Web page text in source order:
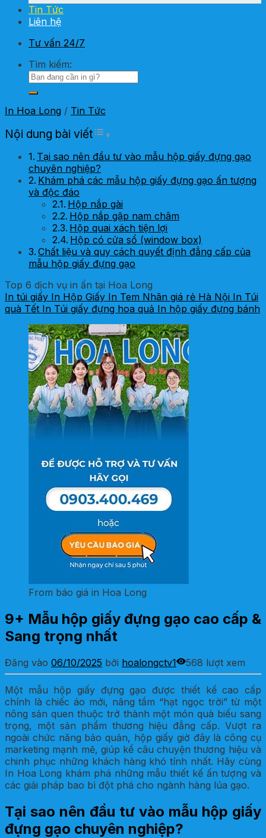
Tin Tức
Liên hệ
Tư vấn 24/7
Tìm kiếm:
In Hoa Long / Tin Tức
Nội dung bài viết Toggle Table of Content
Tại sao nên đầu tư vào mẫu hộp giấy đựng gạo
chuyên nghiệp?
Khám phá các mẫu hộp giấy đựng gạo ấn tượng
và độc đáo
Hộp nắp gài
Hộp nắp gập nam châm
Hộp quai xách tiện lợi
Hộp có cửa sổ (window box)
Chất liệu và quy cách quyết định đẳng cấp của
mẫu hộp giấy đựng gạo
Top 6 dịch vụ in ấn tại Hoa Long
In túi giấy In Hộp Giấy In Tem Nhãn giá rẻ Hà Nội In Túi
quà Tết In Túi giấy đựng hoa quả In hộp giấy đựng bánh
From báo giá in Hoa Long
9+ Mẫu hộp giấy đựng gạo cao cấp &
Sang trọng nhất
Đăng vào 06/10/2025 bởi hoalongctv1 568 lượt xem
Một mẫu hộp giấy đựng gạo được thiết kế cao cấp
chính là chiếc áo mới, nâng tầm “hạt ngọc trời” từ một
nông sản quen thuộc trở thành một món quà biếu sang
trọng, một sản phẩm thương hiệu đẳng cấp. Vượt ra
ngoài chức năng bảo quản, hộp giấy giờ đây là công cụ
marketing mạnh mẽ, giúp kể câu chuyện thương hiệu và
chinh phục những khách hàng khó tính nhất. Hãy cùng
In Hoa Long khám phá những mẫu thiết kế ấn tượng và
các giải pháp bao bì đột phá cho ngành hàng lúa gạo.
Tại sao nên đầu tư vào mẫu hộp giấy
đựng gạo chuyên nghiệp?